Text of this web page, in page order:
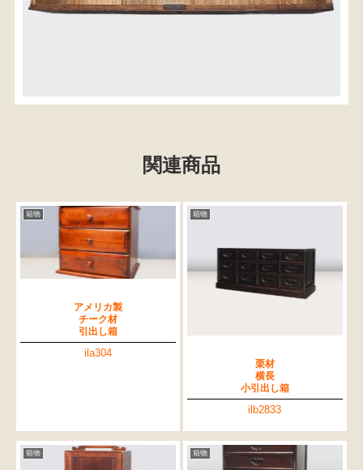
関連商品
箱物
アメリカ製
チーク材
引出し箱
ila304
箱物
栗材
横長
小引出し箱
ilb2833
箱物 箱物